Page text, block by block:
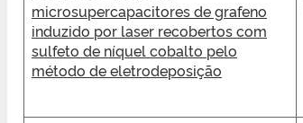
microsupercapacitores de grafeno
induzido por laser recobertos com
sulfeto de níquel cobalto pelo
método de eletrodeposição